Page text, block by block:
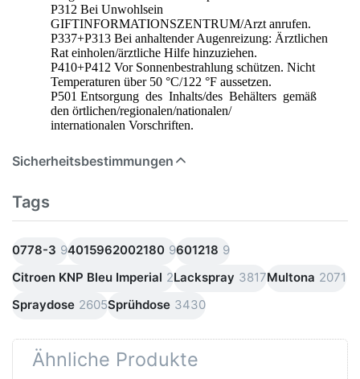
P312 Bei Unwohlsein
GIFTINFORMATIONSZENTRUM/Arzt anrufen.
P337+P313 Bei anhaltender Augenreizung: Ärztlichen
Rat einholen/ärztliche Hilfe hinzuziehen.
P410+P412 Vor Sonnenbestrahlung schützen. Nicht
Temperaturen über 50 °C/122 °F aussetzen.
P501 Entsorgung des Inhalts/des Behälters gemäß
den örtlichen/regionalen/nationalen/
internationalen Vorschriften.
Sicherheitsbestimmungen
Tags
0778-3 94015962002180 9601218 9
Citroen KNP Bleu Imperial 2Lackspray 3817Multona 2071
Spraydose 2605Sprühdose 3430
Ähnliche Produkte